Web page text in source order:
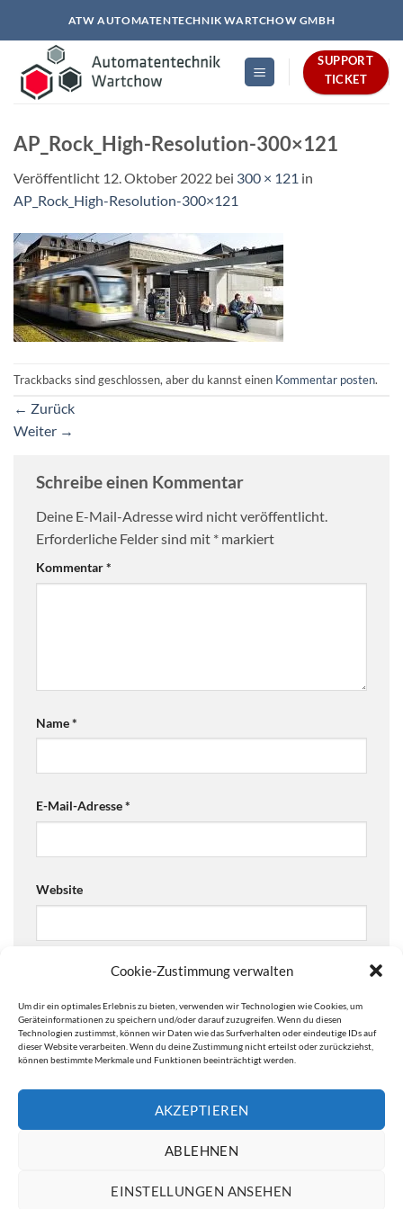
Cookie-Zustimmung verwalten
Um dir ein optimales Erlebnis zu bieten, verwenden wir Technologien wie Cookies, um
Geräteinformationen zu speichern und/oder darauf zuzugreifen. Wenn du diesen
Technologien zustimmst, können wir Daten wie das Surfverhalten oder eindeutige IDs auf
dieser Website verarbeiten. Wenn du deine Zustimmung nicht erteilst oder zurückziehst,
können bestimmte Merkmale und Funktionen beeinträchtigt werden.
AKZEPTIEREN
ABLEHNEN
EINSTELLUNGEN ANSEHEN
springen
ATW AUTOMATENTECHNIK WARTCHOW GMBH
SUPPORT
TICKET
AP_Rock_High-Resolution-300×121
Veröffentlicht 12. Oktober 2022 bei 300 × 121 in
AP_Rock_High-Resolution-300×121
Trackbacks sind geschlossen, aber du kannst einen Kommentar posten.
← Zurück
Weiter →
Schreibe einen Kommentar
Deine E-Mail-Adresse wird nicht veröffentlicht.
Erforderliche Felder sind mit * markiert
Kommentar*
Name*
E-Mail-Adresse*
Website
Ja, füge mich zu der Mailingliste hinzu!
Are you human? Please solve: